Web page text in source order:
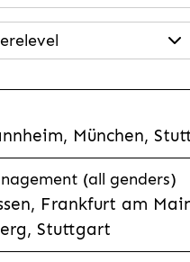
München,
(all genders)
Frankfurt am
Stuttgart